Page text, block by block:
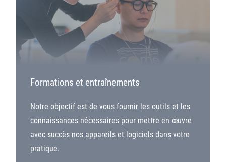
Formations et entraînements
Notre objectif est de vous fournir les outils et les
connaissances nécessaires pour mettre en œuvre
avec succès nos appareils et logiciels dans votre
pratique.